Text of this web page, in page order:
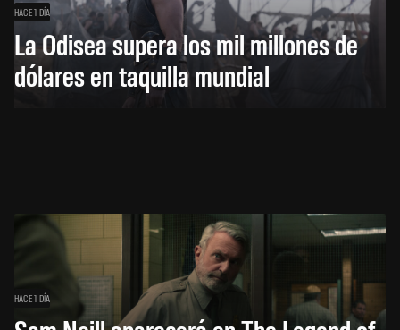
HACE 1 DÍA
La Odisea supera los mil millones de
dólares en taquilla mundial
HACE 1 DÍA